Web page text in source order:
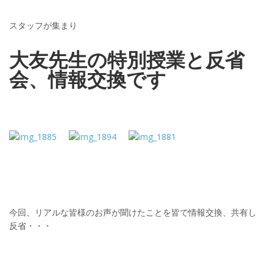
スタッフが集まり
大友先生の特別授業と反省
会、情報交換です
今回、リアルな皆様のお声が聞けたことを皆で情報交換、共有し
反省・・・